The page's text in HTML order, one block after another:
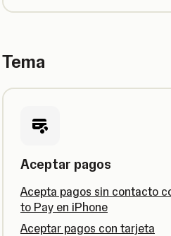
Tema
Aceptar pagos
Acepta pagos sin contacto
to Pay en iPhone
Aceptar pagos con tarjeta